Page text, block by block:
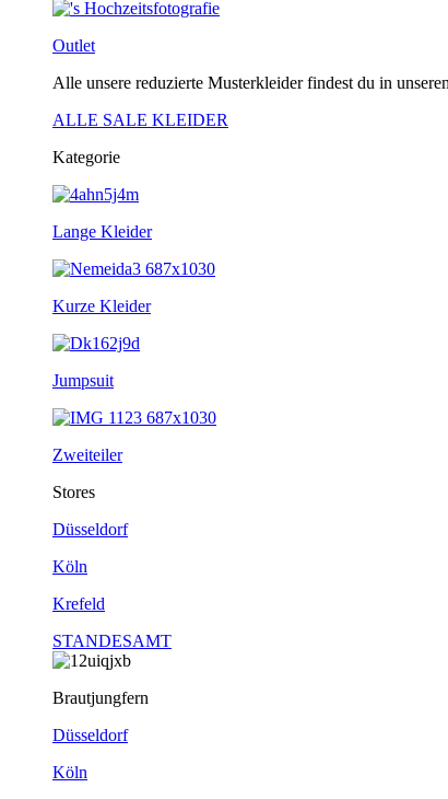
Outlet
Alle unsere reduzierte Musterkleider findest du in
ALLE SALE KLEIDER
Kategorie
Lange Kleider
Kurze Kleider
Jumpsuit
Zweiteiler
Stores
Düsseldorf
Köln
Krefeld
STANDESAMT
Brautjungfern
Düsseldorf
Köln